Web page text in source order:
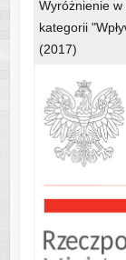
Wyróżnienie
kategorii
(2017)